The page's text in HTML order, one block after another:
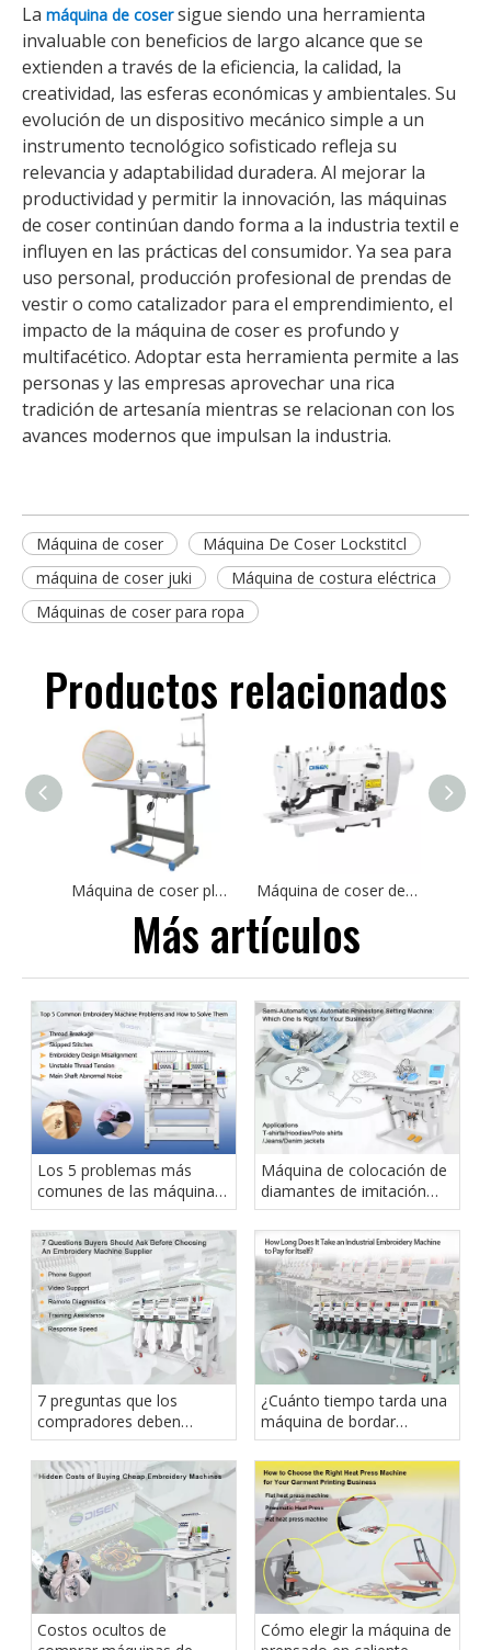
La máquina de cosersigue siendo una herramienta
invaluable con beneficios de largo alcance que se
extienden a través de la eficiencia, la calidad, la
creatividad, las esferas económicas y ambientales. Su
evolución de un dispositivo mecánico simple a un
instrumento tecnológico sofisticado refleja su
relevancia y adaptabilidad duradera. Al mejorar la
productividad y permitir la innovación, las máquinas
de coser continúan dando forma a la industria textil e
influyen en las prácticas del consumidor. Ya sea para
uso personal, producción profesional de prendas de
vestir o como catalizador para el emprendimiento, el
impacto de la máquina de coser es profundo y
multifacético. Adoptar esta herramienta permite a las
personas y las empresas aprovechar una rica
tradición de artesanía mientras se relacionan con los
avances modernos que impulsan la industria.
Máquina de coser
Máquina De Coser Lockstitcl
máquina de coser juki
Máquina de costura eléctrica
Máquinas de coser para ropa
Productos relacionados
Máquina de coser plana con pespunte por computadora de accionamiento directo DSC-8800 | Equipos de costura industriales Máquina de coser de ojal Industrial de alta velocidad DS-781D para camisetas, ropa deportiva, máquina de ojal recto
Más artículos
Los 5 problemas más
comunes de las máquinas
de bordar y cómo
resolverlos
Máquina de colocación de
diamantes de imitación
semiautomática o
automática: ¿cuál es la
adecuada para su
negocio?
7 preguntas que los
compradores deben
hacerse antes de elegir un
proveedor de máquinas de
bordar
¿Cuánto tiempo tarda una
máquina de bordar
industrial en amortizarse?
Costos ocultos de
Cómo elegir la máquina de